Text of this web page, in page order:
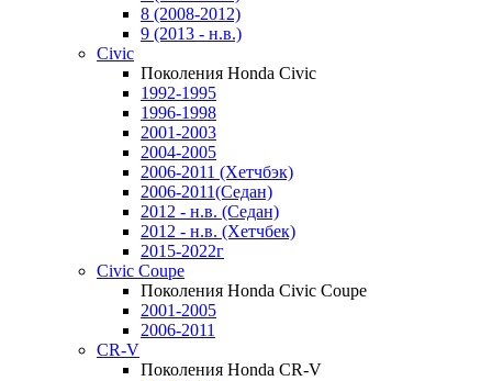
8 (2008-2012)
9 (2013 - н.в.)
Civic
Поколения Honda Civic
1992-1995
1996-1998
2001-2003
2004-2005
2006-2011 (Хетчбэк)
2006-2011(Седан)
2012 - н.в. (Седан)
2012 - н.в. (Хетчбек)
2015-2022г
Civic Coupe
Поколения Honda Civic Coupe
2001-2005
2006-2011
CR-V
Поколения Honda CR-V